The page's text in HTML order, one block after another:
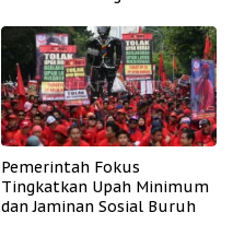
Pemerintah Fokus
Tingkatkan Upah Minimum
dan Jaminan Sosial Buruh